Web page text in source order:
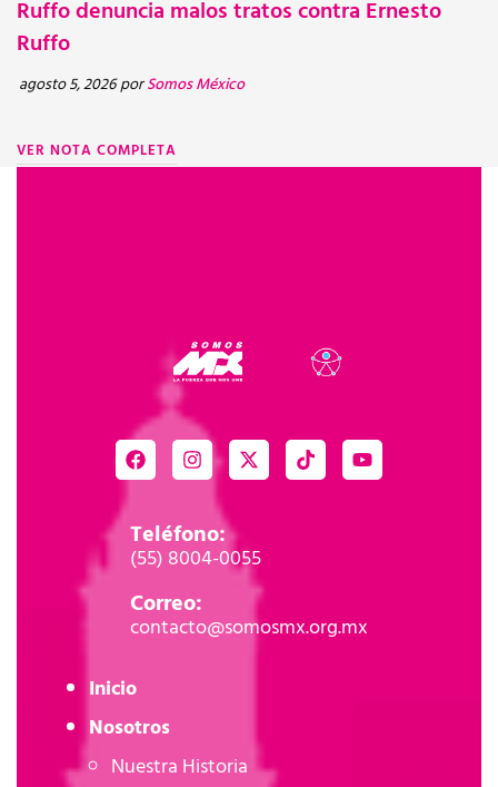
Ruffo denuncia malos tratos contra Ernesto
Ruffo
agosto 5, 2026porSomos México
VER NOTA COMPLETA
Teléfono:
(55) 8004-0055
Correo:
contacto@somosmx.org.mx
Inicio
Nosotros
Nuestra Historia